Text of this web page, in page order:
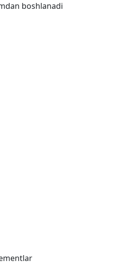
boshlanadi